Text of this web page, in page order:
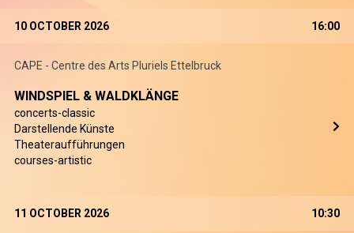
10 OCTOBER 2026 16:00
CAPE - Centre des Arts Pluriels Ettelbruck
WINDSPIEL & WALDKLÄNGE
concerts-classic
Darstellende Künste
Theateraufführungen
courses-artistic
11 OCTOBER 2026 10:30